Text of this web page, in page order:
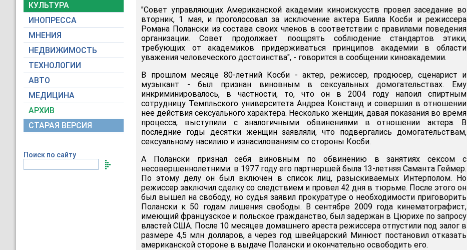
КУЛЬТУРА
ИНОПРЕССА
МНЕНИЯ
НЕДВИЖИМОСТЬ
ТЕХНОЛОГИИ
АВТО
МЕДИЦИНА
АРХИВ
СТАРАЯ ВЕРСИЯ
Поиск по сайту
"Совет управляющих Американской академии киноискусств провел заседание во
вторник, 1 мая, и проголосовал за исключение актера Билла Косби и режиссера
Романа Полански из состава своих членов в соответствии с правилами поведения
организации. Совет продолжает поощрять соблюдение стандартов этики,
требующих от академиков придерживаться принципов академии в области
уважения человеческого достоинства", - говорится в сообщении киноакадемии.
В прошлом месяце 80-летний Косби - актер, режиссер, продюсер, сценарист и
музыкант - был признан виновным в сексуальных домогательствах. Ему
инкриминировалось, в частности, то, что он в 2004 году напоил спиртным
сотрудницу Темпльского университета Андреа Констанд и совершил в отношении
нее действия сексуального характера. Несколько женщин, давая показания во время
процесса, выступили с аналогичными обвинениями в отношении актера. В
последние годы десятки женщин заявляли, что подвергались домогательствам,
сексуальному насилию и изнасилованиям со стороны Косби.
А Полански признал себя виновным по обвинению в занятиях сексом с
несовершеннолетними: в 1977 году его партнершей была 13-летняя Саманта Геймер.
По этому делу он был включен в список лиц, разыскиваемых Интерполом. Но
режиссер заключил сделку со следствием и провел 42 дня в тюрьме. После этого он
был вышел на свободу, но судья заявил прокуратуре о необходимости приговорить
Полански к 50 годам лишения свободы. В сентябре 2009 года кинематографист,
имеющий французское и польское гражданство, был задержан в Цюрихе по запросу
властей США. После 10 месяцев домашнего ареста режиссера отпустили под залог в
размере 4,5 млн долларов, а через год швейцарский Минюст постановил отказать
американской стороне в выдаче Полански и окончательно освободить его.